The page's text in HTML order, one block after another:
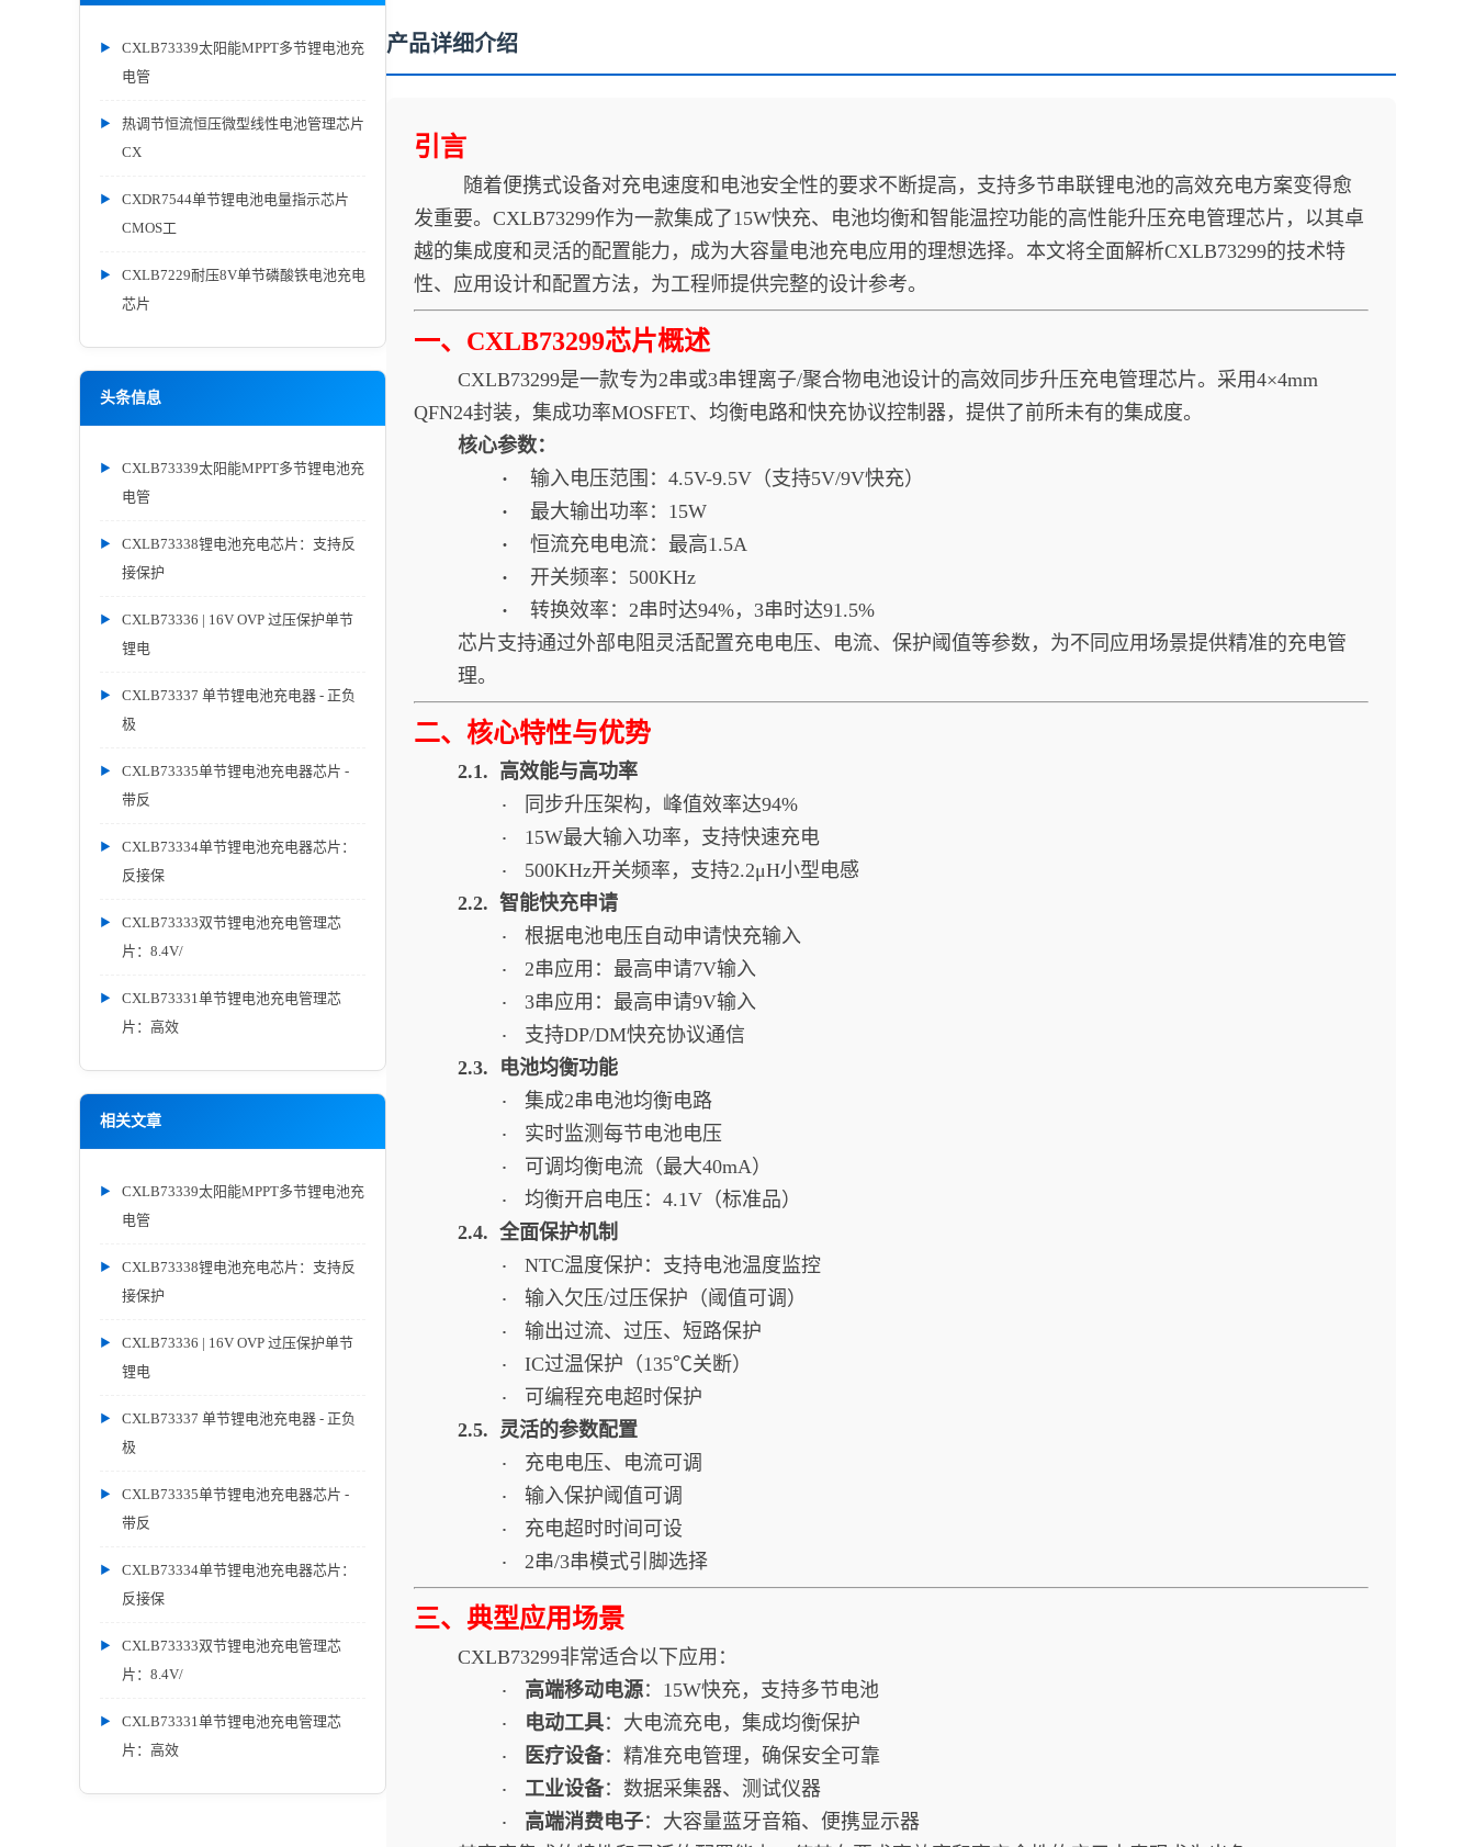
CXLB73339太阳能MPPT多节锂电池充
电管
热调节恒流恒压微型线性电池管理芯片
CX
CXDR7544单节锂电池电量指示芯片
CMOS工
CXLB7229耐压8V单节磷酸铁电池充电
芯片
头条信息
CXLB73339太阳能MPPT多节锂电池充
电管
CXLB73338锂电池充电芯片：支持反
接保护
CXLB73336 | 16V OVP 过压保护单节
锂电
CXLB73337 单节锂电池充电器 - 正负
极
CXLB73335单节锂电池充电器芯片 -
带反
CXLB73334单节锂电池充电器芯片：
反接保
CXLB73333双节锂电池充电管理芯
片：8.4V/
CXLB73331单节锂电池充电管理芯
片：高效
相关文章
CXLB73339太阳能MPPT多节锂电池充
电管
CXLB73338锂电池充电芯片：支持反
接保护
CXLB73336 | 16V OVP 过压保护单节
锂电
CXLB73337 单节锂电池充电器 - 正负
极
CXLB73335单节锂电池充电器芯片 -
带反
CXLB73334单节锂电池充电器芯片：
反接保
CXLB73333双节锂电池充电管理芯
片：8.4V/
CXLB73331单节锂电池充电管理芯
片：高效
产品详细介绍
引言
随着便携式设备对充电速度和电池安全性的要求不断提高，支持多节串联锂电池的高效充电方案变得愈
发重要。CXLB73299作为一款集成了15W快充、电池均衡和智能温控功能的高性能升压充电管理芯片，以其卓
越的集成度和灵活的配置能力，成为大容量电池充电应用的理想选择。本文将全面解析CXLB73299的技术特
性、应用设计和配置方法，为工程师提供完整的设计参考。
一、CXLB73299芯片概述
CXLB73299是一款专为2串或3串锂离子/聚合物电池设计的高效同步升压充电管理芯片。采用4×4mm
QFN24封装，集成功率MOSFET、均衡电路和快充协议控制器，提供了前所未有的集成度。
核心参数：
· 输入电压范围：4.5V-9.5V（支持5V/9V快充）
· 最大输出功率：15W
· 恒流充电电流：最高1.5A
· 开关频率：500KHz
· 转换效率：2串时达94%，3串时达91.5%
芯片支持通过外部电阻灵活配置充电电压、电流、保护阈值等参数，为不同应用场景提供精准的充电管
理。
二、核心特性与优势
2.1. 高效能与高功率
· 同步升压架构，峰值效率达94%
· 15W最大输入功率，支持快速充电
· 500KHz开关频率，支持2.2μH小型电感
2.2. 智能快充申请
· 根据电池电压自动申请快充输入
· 2串应用：最高申请7V输入
· 3串应用：最高申请9V输入
· 支持DP/DM快充协议通信
2.3. 电池均衡功能
· 集成2串电池均衡电路
· 实时监测每节电池电压
· 可调均衡电流（最大40mA）
· 均衡开启电压：4.1V（标准品）
2.4. 全面保护机制
· NTC温度保护：支持电池温度监控
· 输入欠压/过压保护（阈值可调）
· 输出过流、过压、短路保护
· IC过温保护（135℃关断）
·
可编程充电超时保护
2.5. 灵活的参数配置
· 充电电压、电流可调
· 输入保护阈值可调
· 充电超时时间可设
· 2串/3串模式引脚选择
三、典型应用场景
CXLB73299非常适合以下应用：
· 高端移动电源：15W快充，支持多节电池
· 电动工具：大电流充电，集成均衡保护
· 医疗设备：精准充电管理，确保安全可靠
· 工业设备：数据采集器、测试仪器
· 高端消费电子：大容量蓝牙音箱、便携显示器